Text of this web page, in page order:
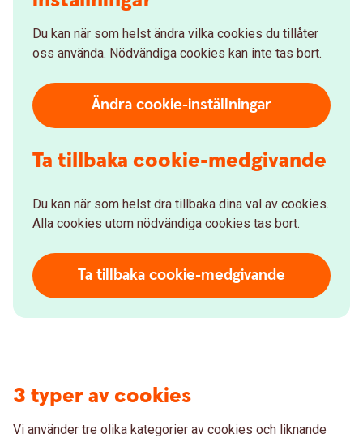
Du kan när som helst ändra vilka cookies du tillåter
oss använda. Nödvändiga cookies kan inte tas bort.
Ändra cookie-inställningar
Ta tillbaka cookie-medgivande
Du kan när som helst dra tillbaka dina val av cookies.
Alla cookies utom nödvändiga cookies tas bort.
Ta tillbaka cookie-medgivande
3 typer av cookies
Vi använder tre olika kategorier av cookies och liknande